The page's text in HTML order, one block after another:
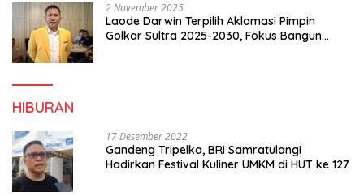
2 November 2025
Laode Darwin Terpilih Aklamasi Pimpin
Golkar Sultra 2025-2030, Fokus Bangun
HIBURAN
17 Desember 2022
Gandeng Tripelka, BRI Samratulangi
Hadirkan Festival Kuliner UMKM di HUT ke 127